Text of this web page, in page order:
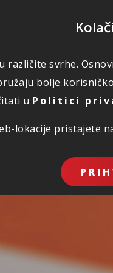
različite svrhe.
bolje
u Politici
lokacije pristajete
OSIGURANJA